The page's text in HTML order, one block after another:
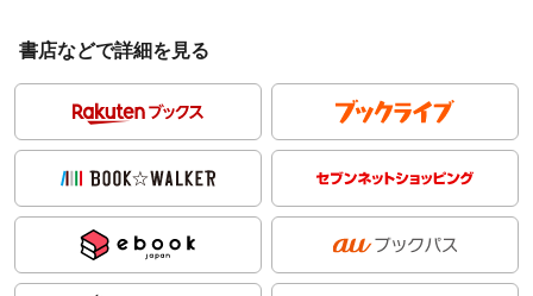
書店などで詳細を見る